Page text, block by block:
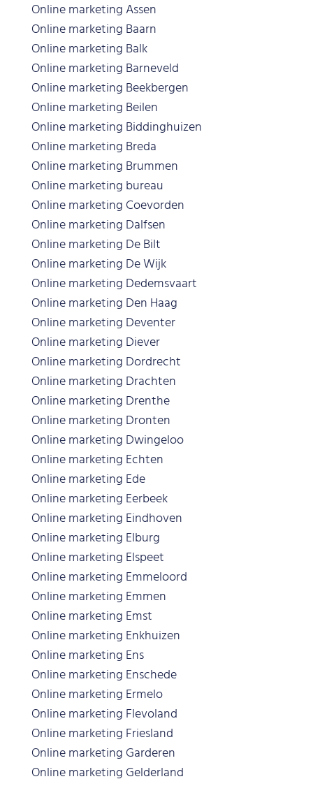
Online marketing Assen
Online marketing Baarn
Online marketing Balk
Online marketing Barneveld
Online marketing Beekbergen
Online marketing Beilen
Online marketing Biddinghuizen
Online marketing Breda
Online marketing Brummen
Online marketing bureau
Online marketing Coevorden
Online marketing Dalfsen
Online marketing De Bilt
Online marketing De Wijk
Online marketing Dedemsvaart
Online marketing Den Haag
Online marketing Deventer
Online marketing Diever
Online marketing Dordrecht
Online marketing Drachten
Online marketing Drenthe
Online marketing Dronten
Online marketing Dwingeloo
Online marketing Echten
Online marketing Ede
Online marketing Eerbeek
Online marketing Eindhoven
Online marketing Elburg
Online marketing Elspeet
Online marketing Emmeloord
Online marketing Emmen
Online marketing Emst
Online marketing Enkhuizen
Online marketing Ens
Online marketing Enschede
Online marketing Ermelo
Online marketing Flevoland
Online marketing Friesland
Online marketing Garderen
Online marketing Gelderland